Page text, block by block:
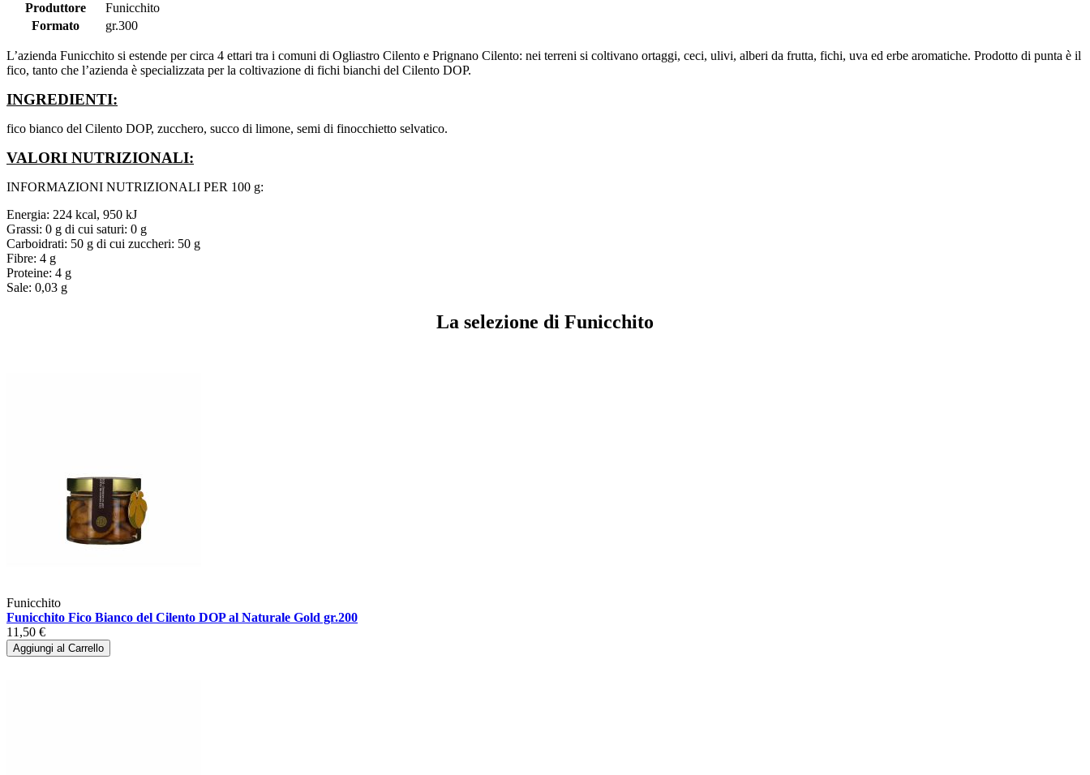
Produttore
Funicchito
Formato
gr.300
L’azienda Funicchito si estende per circa 4 ettari tra i comuni di Ogliastro Cilento e Prignano Cilento: nei terreni si coltivano ortaggi, ceci, ulivi, alberi da frutta, fichi, uva ed erbe aromatiche. Prodotto di punta è il
fico, tanto che l’azienda è specializzata per la coltivazione di fichi bianchi del Cilento DOP.
INGREDIENTI:
fico bianco del Cilento DOP, zucchero, succo di limone, semi di finocchietto selvatico.
VALORI NUTRIZIONALI:
INFORMAZIONI NUTRIZIONALI PER 100 g:
Energia: 224 kcal, 950 kJ
Grassi: 0 g di cui saturi: 0 g
Carboidrati: 50 g di cui zuccheri: 50 g
Fibre: 4 g
Proteine: 4 g
Sale: 0,03 g
La selezione di Funicchito
Funicchito
Funicchito Fico Bianco del Cilento DOP al Naturale Gold gr.200
11,50 €
Aggiungi al Carrello